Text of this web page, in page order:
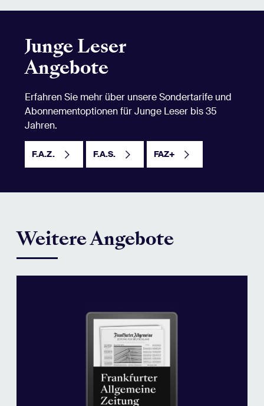
Junge Leser
Angebote
Erfahren Sie mehr über unsere Sondertarife und
Abonnementoptionen für Junge Leser bis 35
Jahren.
F.A.Z. F.A.S. FAZ+
Weitere Angebote